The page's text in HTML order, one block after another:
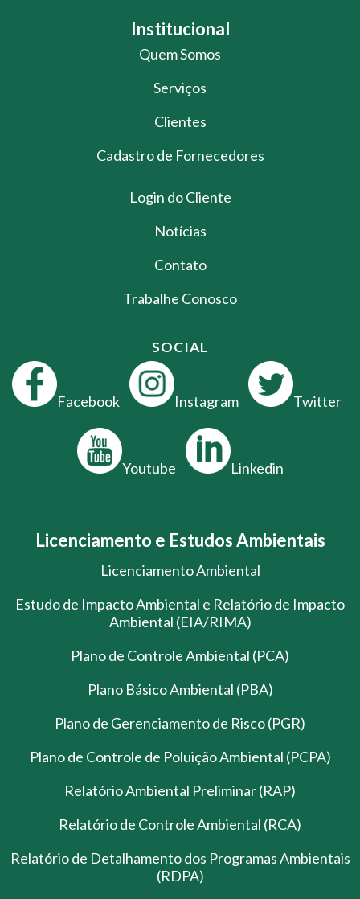
Institucional
Quem Somos
Serviços
Clientes
Cadastro de Fornecedores
Login do Cliente
Notícias
Contato
Trabalhe Conosco
SOCIAL
Facebook Instagram Twitter
Youtube Linkedin
Licenciamento e Estudos Ambientais
Licenciamento Ambiental
Estudo de Impacto Ambiental e Relatório de Impacto
Ambiental (EIA/RIMA)
Plano de Controle Ambiental (PCA)
Plano Básico Ambiental (PBA)
Plano de Gerenciamento de Risco (PGR)
Plano de Controle de Poluição Ambiental (PCPA)
Relatório Ambiental Preliminar (RAP)
Relatório de Controle Ambiental (RCA)
Relatório de Detalhamento dos Programas Ambientais
(RDPA)